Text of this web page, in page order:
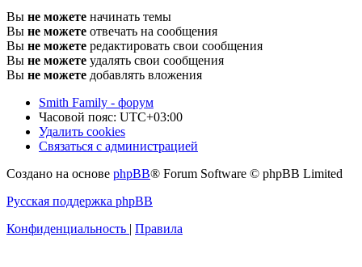
Вы не можете начинать темы
Вы не можете отвечать на сообщения
Вы не можете редактировать свои сообщения
Вы не можете удалять свои сообщения
Вы не можете добавлять вложения
Smith Family - форум
Часовой пояс: UTC+03:00
Удалить cookies
Связаться с администрацией
Создано на основе phpBB® Forum Software © phpBB Limited
Русская поддержка phpBB
Конфиденциальность | Правила